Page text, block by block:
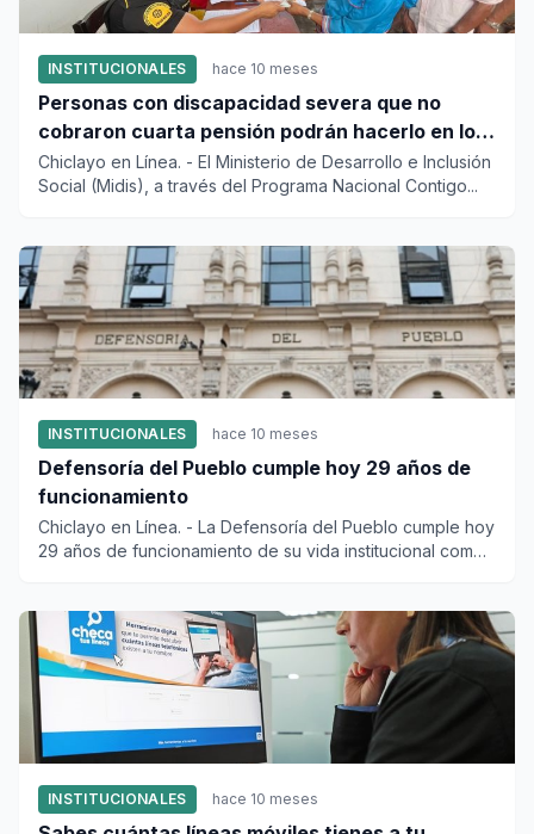
INSTITUCIONALES hace 10 meses
Personas con discapacidad severa que no
cobraron cuarta pensión podrán hacerlo en los
“carritos pagadores”
Chiclayo en Línea. - El Ministerio de Desarrollo e Inclusión
Social (Midis), a través del Programa Nacional Contigo...
INSTITUCIONALES hace 10 meses
Defensoría del Pueblo cumple hoy 29 años de
funcionamiento
Chiclayo en Línea. - La Defensoría del Pueblo cumple hoy
29 años de funcionamiento de su vida institucional como
INSTITUCIONALES hace 10 meses